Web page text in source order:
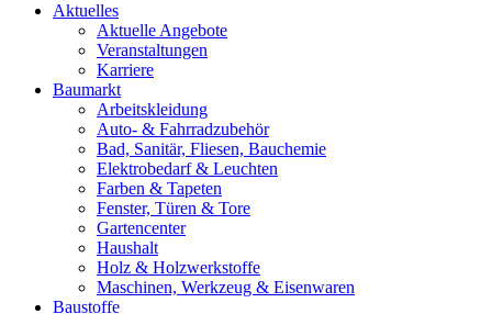
Aktuelles
Aktuelle Angebote
Veranstaltungen
Karriere
Baumarkt
Arbeitskleidung
Auto- & Fahrradzubehör
Bad, Sanitär, Fliesen, Bauchemie
Elektrobedarf & Leuchten
Farben & Tapeten
Fenster, Türen & Tore
Gartencenter
Haushalt
Holz & Holzwerkstoffe
Maschinen, Werkzeug & Eisenwaren
Baustoffe